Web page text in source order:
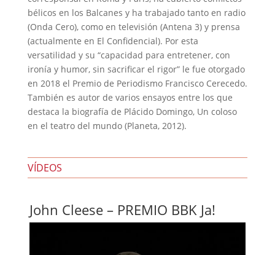
bélicos en los Balcanes y ha trabajado tanto en radio
(Onda Cero), como en televisión (Antena 3) y prensa
(actualmente en El Confidencial). Por esta
versatilidad y su “capacidad para entretener, con
ironía y humor, sin sacrificar el rigor” le fue otorgado
en 2018 el Premio de Periodismo Francisco Cerecedo.
También es autor de varios ensayos entre los que
destaca la biografía de Plácido Domingo, Un coloso
en el teatro del mundo (Planeta, 2012).
VÍDEOS
John Cleese – PREMIO BBK Ja!